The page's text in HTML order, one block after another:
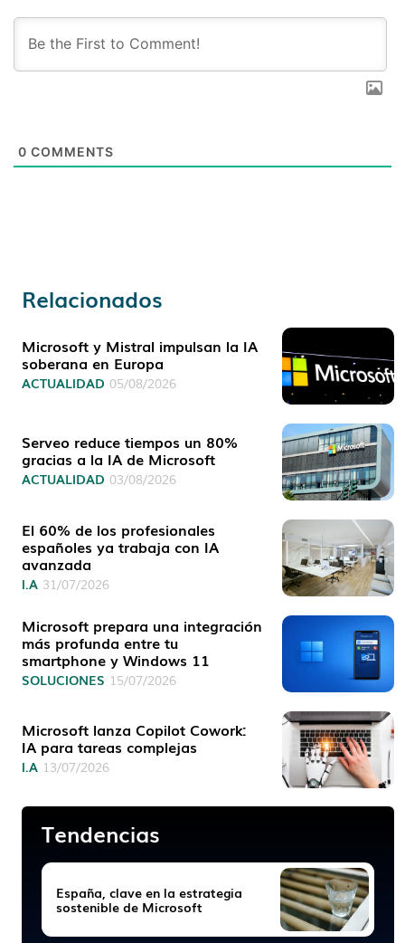
0 COMMENTS
Relacionados
Microsoft y Mistral impulsan la IA
soberana en Europa
ACTUALIDAD 05/08/2026
Serveo reduce tiempos un 80%
gracias a la IA de Microsoft
ACTUALIDAD 03/08/2026
El 60% de los profesionales
españoles ya trabaja con IA
avanzada
I.A 31/07/2026
Microsoft prepara una integración
más profunda entre tu
smartphone y Windows 11
SOLUCIONES 15/07/2026
Microsoft lanza Copilot Cowork:
IA para tareas complejas
I.A 13/07/2026
Tendencias
España, clave en la estrategia
sostenible de Microsoft